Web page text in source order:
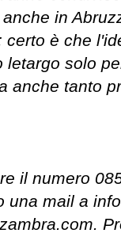
in
è che
solo
anche tanto
il numero
una mail a